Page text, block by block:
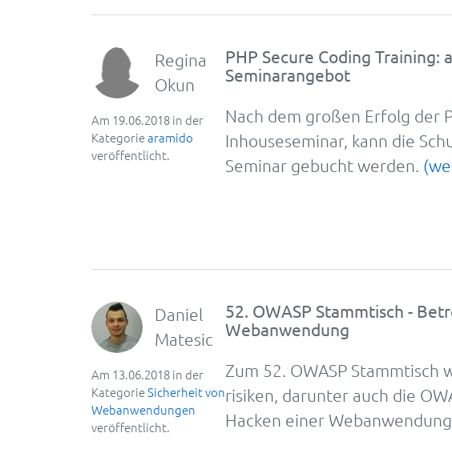
Regina
Okun
Am 19.06.2018 in der
Kategoriearamido
veröffentlicht.
PHP Secure Coding
Seminarangebot
Nach dem großen Erfolg der
Inhouseseminar, kann die
Seminar gebucht werden.
Daniel
Matesic
Am 13.06.2018 in der
KategorieSicherheit von
Webanwendungen
veröffentlicht.
52. OWASP Stammtisch -
Webanwendung
Zum 52. OWASP
risiken, darunter auch die
Hacken einer